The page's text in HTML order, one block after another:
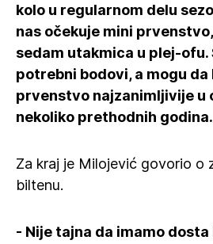
kolo u regularnom delu
nas očekuje mini
sedam utakmica u plej-ofu.
potrebni bodovi, a mogu da
prvenstvo najzanimljivije u
nekoliko prethodnih godina.
Za kraj je Milojević govorio o
biltenu.
- Nije tajna da imamo